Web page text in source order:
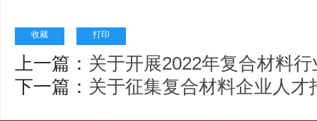
收藏 打印
上一篇： 关于开展2022年复合材料
下一篇： 关于征集复合材料企业人才